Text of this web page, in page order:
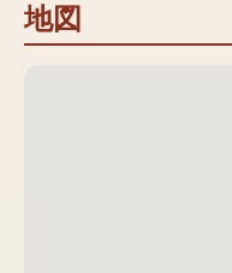
地図